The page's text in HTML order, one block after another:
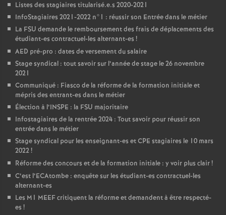
Listes des stagiaires titularisé.e.s 2020-2021
InfoStagiaires 2021-2022 n°1 : réussir son Entrée dans le métier
La FSU demande le remboursement des frais de déplacements des
étudiant-es contractuel-les alternant-es !
AED pré-pro : dates de versement du salaire
Stage syndical : tout savoir sur l’année de stage le 26 novembre
2021
Communiqué : Fiasco de la réforme de la formation initiale et
mépris des entrant-es dans le métier
Élection à l’INSPE : la FSU majoritaire
Infostagiaires de la rentrée 2024 : Tout savoir pour réussir son
entrée dans le métier
Stage syndical pour les enseignant-es etCPE stagiaires le 10 mars
2022!
Réforme des concours et de la formation initiale : y voir plus clair!
C’est l’ECAtombe : enquête sur les étudiant-es contractuel-les
alternant-es
Les M1 MEEFcritiquent la réforme et demandent à être respecté-
es !